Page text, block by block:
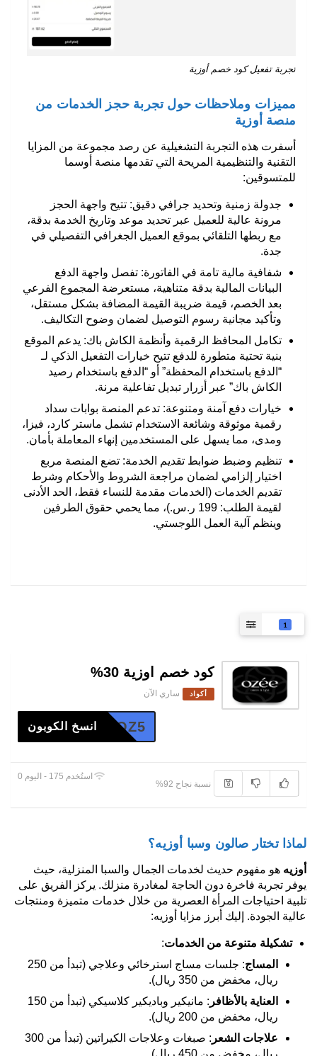
تجربة تفعيل كود خصم أوزية
مميزات وملاحظات حول تجربة حجز الخدمات من
منصة أوزية
أسفرت هذه التجربة التشغيلية عن رصد مجموعة من المزايا
التقنية والتنظيمية المريحة التي تقدمها منصة أوسما
للمتسوقين:
جدولة زمنية وتحديد جرافي دقيق: تتيح واجهة الحجز
مرونة عالية للعميل عبر تحديد موعد وتاريخ الخدمة بدقة،
مع ربطها التلقائي بموقع العميل الجغرافي التفصيلي في
جدة.
شفافية مالية تامة في الفاتورة: تفصل واجهة الدفع
البيانات المالية بدقة متناهية، مستعرضة المجموع الفرعي
بعد الخصم، قيمة ضريبة القيمة المضافة بشكل مستقل،
وتأكيد مجانية رسوم التوصيل لضمان وضوح التكاليف.
تكامل المحافظ الرقمية وأنظمة الكاش باك: يدعم الموقع
بنية تحتية متطورة للدفع تتيح خيارات التفعيل الذكي لـ
“الدفع باستخدام المحفظة” أو “الدفع باستخدام رصيد
الكاش باك” عبر أزرار تبديل تفاعلية مرنة.
خيارات دفع آمنة ومتنوعة: تدعم المنصة بوابات سداد
رقمية موثوقة وشائعة الاستخدام تشمل ماستر كارد، فيزا،
ومدى، مما يسهل على المستخدمين إنهاء المعاملة بأمان.
تنظيم وضبط ضوابط تقديم الخدمة: تضع المنصة مربع
اختيار إلزامي لضمان مراجعة الشروط والأحكام وشرط
تقديم الخدمات (الخدمات مقدمة للنساء فقط، الحد الأدنى
لقيمة الطلب: 199 ر.س.)، مما يحمي حقوق الطرفين
وينظم آلية العمل اللوجستي.
1
كود خصم اوزية 30%
أكواد ساري الآن
OZ5 انسخ الكوبون
استُخدم 175 - اليوم 0
نسبة نجاح 92%
لماذا تختار صالون وسبا أوزيه؟
أوزيه هو مفهوم حديث لخدمات الجمال والسبا المنزلية، حيث
يوفر تجربة فاخرة دون الحاجة لمغادرة منزلك. يركز الفريق على
تلبية احتياجات المرأة العصرية من خلال خدمات متميزة ومنتجات
عالية الجودة. إليك أبرز مزايا أوزيه:
تشكيلة متنوعة من الخدمات:
المساج
: جلسات مساج استرخائي وعلاجي (تبدأ من 250
ريال، مخفض من 350 ريال).
العناية بالأظافر
: مانيكير وباديكير كلاسيكي (تبدأ من 150
ريال، مخفض من 200 ريال).
علاجات الشعر
: صبغات وعلاجات الكيراتين (تبدأ من 300